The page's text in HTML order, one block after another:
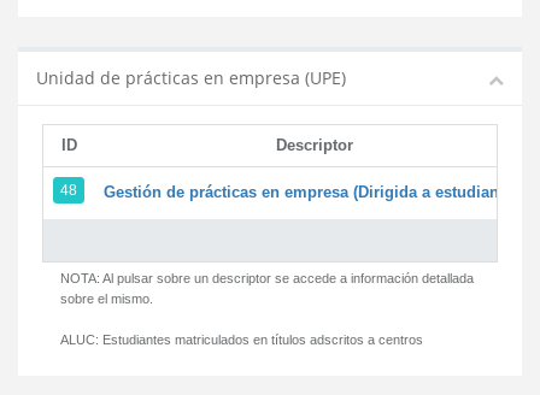
Unidad de prácticas en empresa (UPE)
ID Descriptor
48 Gestión de prácticas en empresa (Dirigida a estudiantes)
NOTA: Al pulsar sobre un descriptor se accede a información detallada
sobre el mismo.
ALUC: Estudiantes matriculados en títulos adscritos a centros